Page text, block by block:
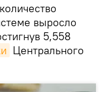
выросло
5,558
Центрального